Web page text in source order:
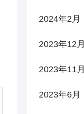
2024年2月
2023年12月
2023年11月
2023年6月